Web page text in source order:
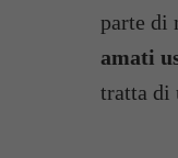
parte di
amati
tratta di